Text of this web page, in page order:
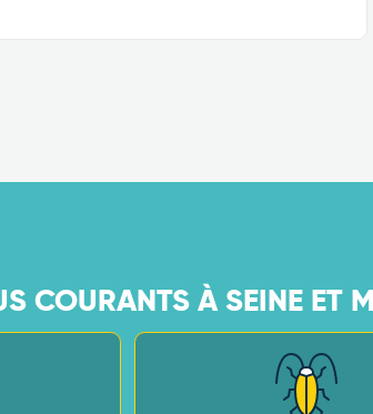
COURANTS À SEINE ET